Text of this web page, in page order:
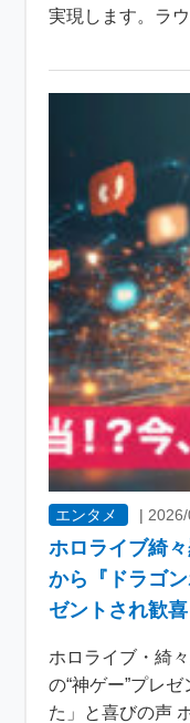
実現します。ラ
エンタメ |
ホロライブ綺
から『ドラゴ
ゼントされ歓喜
ホロライブ・綺
の“神ゲー”プレ
た」と喜びの声